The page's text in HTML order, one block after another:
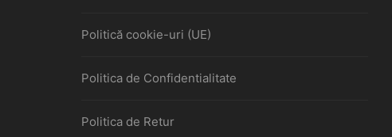
Politică cookie-uri (UE)
Politica de Confidentialitate
Politica de Retur